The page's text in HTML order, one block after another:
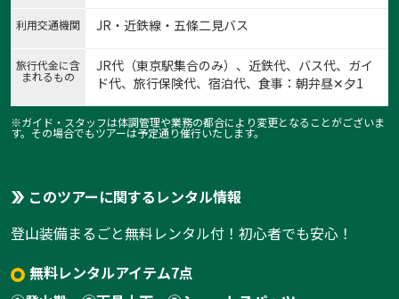
利用交通機関 JR・近鉄線・五條二見バス
旅行代金に含
まれるもの
JR代（東京駅集合のみ）、近鉄代、バス代、ガイ
ド代、旅行保険代、宿泊代、食事：朝弁昼✕夕1
※ガイド・スタッフは体調管理や業務の都合により変更となることがございま
す。その場合でもツアーは予定通り催行いたします。
このツアーに関するレンタル情報
登山装備まるごと無料レンタル付！初心者でも安心！
無料レンタルアイテム7点